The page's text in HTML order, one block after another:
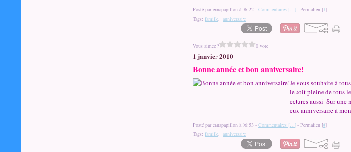
Posté par ennapapillon à 06:22 - Commentaires […] - Permalien [#]
Tags: famille, anniversaire
Vous aimez ? 0 vote
1 janvier 2010
Bonne année et bon anniversaire!
Je vous souhaite à
le soit pleine de tous
ectures aussi! Sur une
eux anniversaire à
Posté par ennapapillon à 06:53 - Commentaires […] - Permalien [#]
Tags: famille, anniversaire